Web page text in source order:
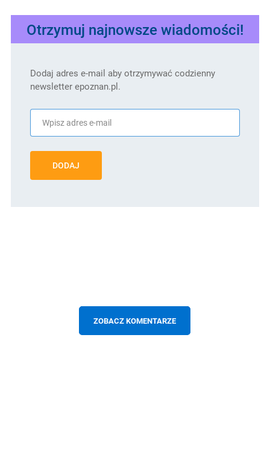
Otrzymuj najnowsze wiadomości!
Dodaj adres e-mail aby otrzymywać codzienny
newsletter epoznan.pl.
DODAJ
ZOBACZ KOMENTARZE